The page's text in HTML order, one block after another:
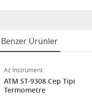
Benzer Ürünler
Az İnstrument
ATM ST-9308 Cep Tipi
Termometre